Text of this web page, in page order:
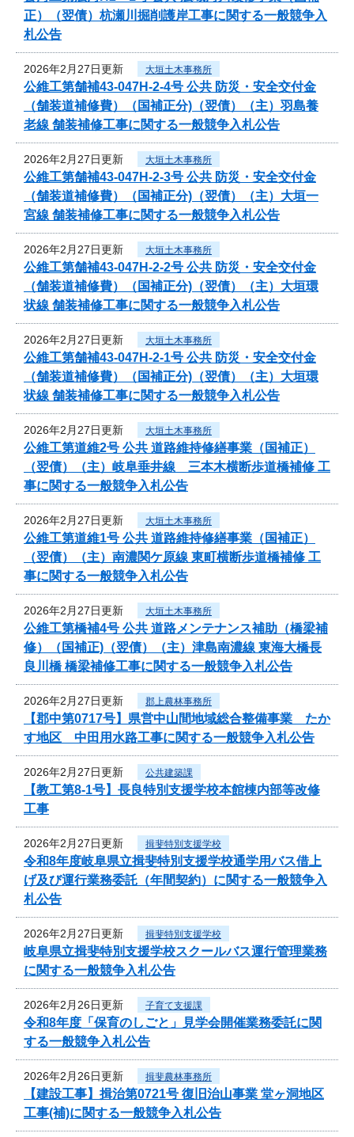
正）（翌債）杭瀬川掘削護岸工事に関する一般競争入
札公告
2026年2月27日更新 大垣土木事務所
公維工第舗補43-047H-2-4号 公共 防災・安全交付金
（舗装道補修費）（国補正分)（翌債）（主）羽島養
老線 舗装補修工事に関する一般競争入札公告
2026年2月27日更新 大垣土木事務所
公維工第舗補43-047H-2-3号 公共 防災・安全交付金
（舗装道補修費）（国補正分)（翌債）（主）大垣一
宮線 舗装補修工事に関する一般競争入札公告
2026年2月27日更新 大垣土木事務所
公維工第舗補43-047H-2-2号 公共 防災・安全交付金
（舗装道補修費）（国補正分)（翌債）（主）大垣環
状線 舗装補修工事に関する一般競争入札公告
2026年2月27日更新 大垣土木事務所
公維工第舗補43-047H-2-1号 公共 防災・安全交付金
（舗装道補修費）（国補正分)（翌債）（主）大垣環
状線 舗装補修工事に関する一般競争入札公告
2026年2月27日更新 大垣土木事務所
公維工第道維2号 公共 道路維持修繕事業（国補正）
（翌債）（主）岐阜垂井線 三本木横断歩道橋補修 工
事に関する一般競争入札公告
2026年2月27日更新 大垣土木事務所
公維工第道維1号 公共 道路維持修繕事業（国補正）
（翌債）（主）南濃関ケ原線 東町横断歩道橋補修 工
事に関する一般競争入札公告
2026年2月27日更新 大垣土木事務所
公維工第橋補4号 公共 道路メンテナンス補助（橋梁補
修）（国補正)（翌債）（主）津島南濃線 東海大橋長
良川橋 橋梁補修工事に関する一般競争入札公告
2026年2月27日更新 郡上農林事務所
【郡中第0717号】県営中山間地域総合整備事業 たか
す地区 中田用水路工事に関する一般競争入札公告
2026年2月27日更新 公共建築課
【教工第8-1号】長良特別支援学校本館棟内部等改修
工事
2026年2月27日更新 揖斐特別支援学校
令和8年度岐阜県立揖斐特別支援学校通学用バス借上
げ及び運行業務委託（年間契約）に関する一般競争入
札公告
2026年2月27日更新 揖斐特別支援学校
岐阜県立揖斐特別支援学校スクールバス運行管理業務
に関する一般競争入札公告
2026年2月26日更新 子育て支援課
令和8年度「保育のしごと」見学会開催業務委託に関
する一般競争入札公告
2026年2月26日更新 揖斐農林事務所
【建設工事】揖治第0721号 復旧治山事業 堂ヶ洞地区
工事(補)に関する一般競争入札公告